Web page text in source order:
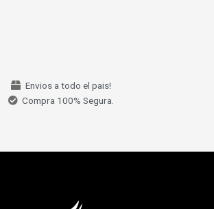
Envios a todo el pais!
Compra 100% Segura.